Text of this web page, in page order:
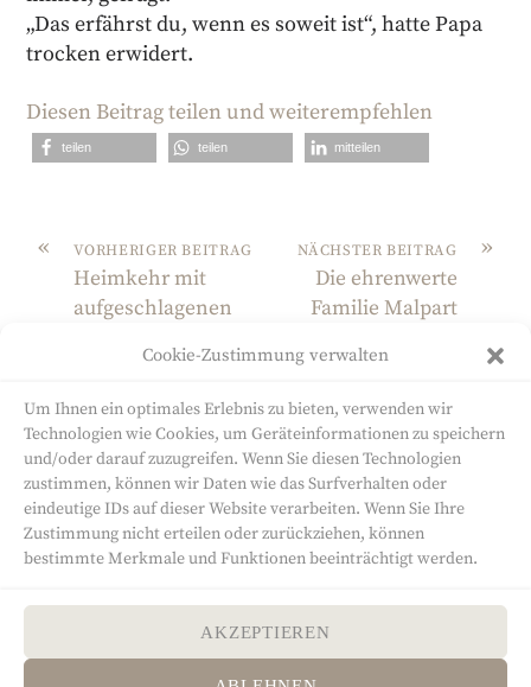
Cookie-Zustimmung verwalten
Um Ihnen ein optimales Erlebnis zu bieten, verwenden wir
Technologien wie Cookies, um Geräteinformationen zu speichern
und/oder darauf zuzugreifen. Wenn Sie diesen Technologien
zustimmen, können wir Daten wie das Surfverhalten oder
eindeutige IDs auf dieser Website verarbeiten. Wenn Sie Ihre
Zustimmung nicht erteilen oder zurückziehen, können
bestimmte Merkmale und Funktionen beeinträchtigt werden.
AKZEPTIEREN
„Das erfährst du, wenn es soweit ist“, hatte Papa
trocken erwidert.
Diesen Beitrag teilen und weiterempfehlen
teilen teilen mitteilen
« VORHERIGER BEITRAG
Heimkehr mit
aufgeschlagenen
»
NÄCHSTER BEITRAG
Die ehrenwerte
Familie Malpart
Sandra Will
Autorin
65527 Niedernhausen
Telefon: 0171 8026567